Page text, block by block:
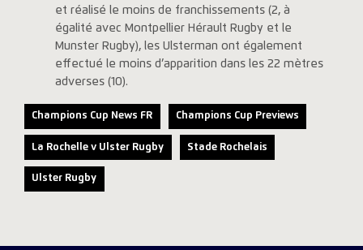
et réalisé le moins de franchissements (2, à
égalité avec Montpellier Hérault Rugby et le
Munster Rugby), les Ulsterman ont également
effectué le moins d’apparition dans les 22 mètres
adverses (10).
Champions Cup News FR Champions Cup Previews
La Rochelle v Ulster Rugby Stade Rochelais
Ulster Rugby